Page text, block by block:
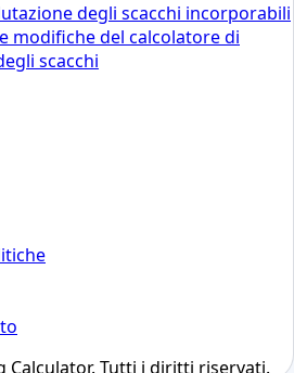
degli scacchi incorporabili
modifiche del calcolatore di
scacchi
Calculator. Tutti i diritti riservati.